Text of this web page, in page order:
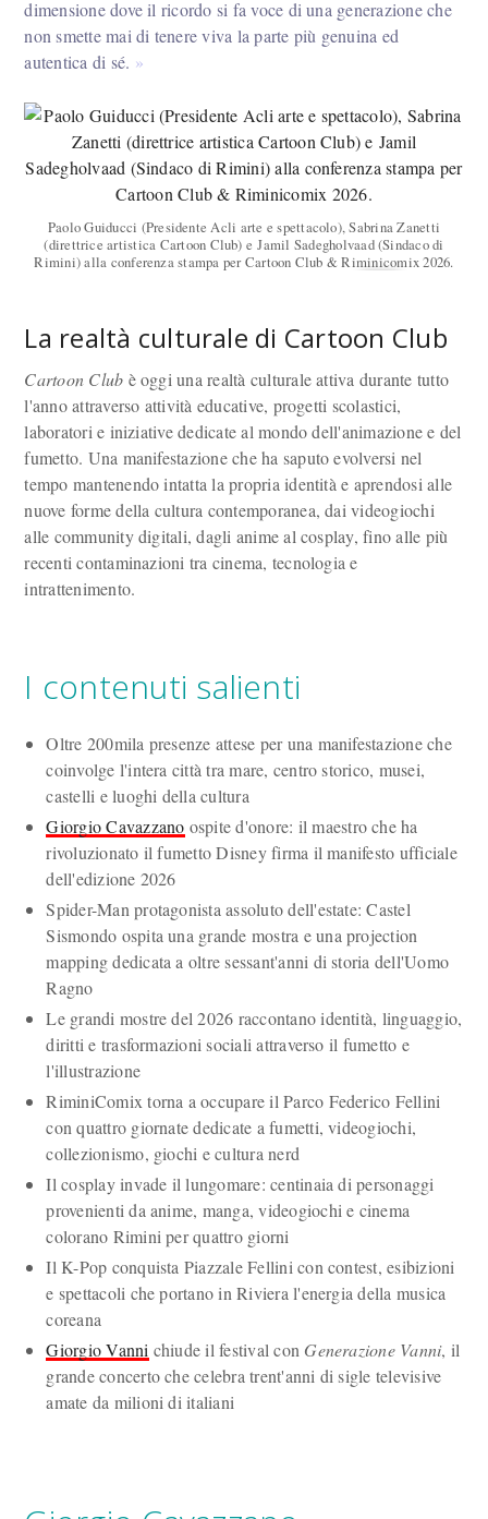
dimensione dove il ricordo si fa voce di una generazione che
non smette mai di tenere viva la parte più genuina ed
autentica di sé.
Paolo Guiducci (Presidente Acli arte e spettacolo), Sabrina Zanetti
(direttrice artistica Cartoon Club) e Jamil Sadegholvaad (Sindaco di
Rimini) alla conferenza stampa per Cartoon Club & Riminicomix 2026.
La realtà culturale di Cartoon Club
Cartoon Club è oggi una realtà culturale attiva durante tutto
l'anno attraverso attività educative, progetti scolastici,
laboratori e iniziative dedicate al mondo dell'animazione e del
fumetto. Una manifestazione che ha saputo evolversi nel
tempo mantenendo intatta la propria identità e aprendosi alle
nuove forme della cultura contemporanea, dai videogiochi
alle community digitali, dagli anime al cosplay, fino alle più
recenti contaminazioni tra cinema, tecnologia e
intrattenimento.
I contenuti salienti
Oltre 200mila presenze attese per una manifestazione che
coinvolge l'intera città tra mare, centro storico, musei,
castelli e luoghi della cultura
Giorgio Cavazzano ospite d'onore: il maestro che ha
rivoluzionato il fumetto Disney firma il manifesto ufficiale
dell'edizione 2026
Spider-Man protagonista assoluto dell'estate: Castel
Sismondo ospita una grande mostra e una projection
mapping dedicata a oltre sessant'anni di storia dell'Uomo
Ragno
Le grandi mostre del 2026 raccontano identità, linguaggio,
diritti e trasformazioni sociali attraverso il fumetto e
l'illustrazione
RiminiComix torna a occupare il Parco Federico Fellini
con quattro giornate dedicate a fumetti, videogiochi,
collezionismo, giochi e cultura nerd
Il cosplay invade il lungomare: centinaia di personaggi
provenienti da anime, manga, videogiochi e cinema
colorano Rimini per quattro giorni
Il K-Pop conquista Piazzale Fellini con contest, esibizioni
e spettacoli che portano in Riviera l'energia della musica
coreana
Giorgio Vanni chiude il festival con Generazione Vanni, il
grande concerto che celebra trent'anni di sigle televisive
amate da milioni di italiani